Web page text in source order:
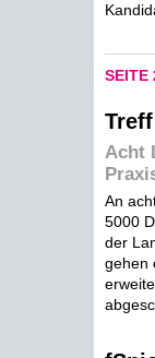
SEITE
Acht
An
5000
der
gehen